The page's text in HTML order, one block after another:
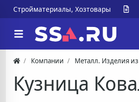
Стройматериалы, Хозтовары
Компании Металл. Изделия
Кузница